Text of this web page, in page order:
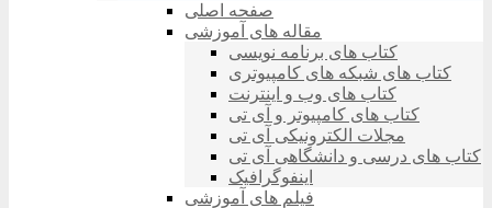
صفحه اصلی
مقاله های آموزشی
کتاب های برنامه نویسی
کتاب های شبکه های کامپیوتری
کتاب های وب و اینترنت
کتاب های کامپیوتر و آی تی
مجلات الکترونیکی آی تی
کتاب های درسی و دانشگاهی آی تی
اینفوگرافیک
فیلم های آموزشی